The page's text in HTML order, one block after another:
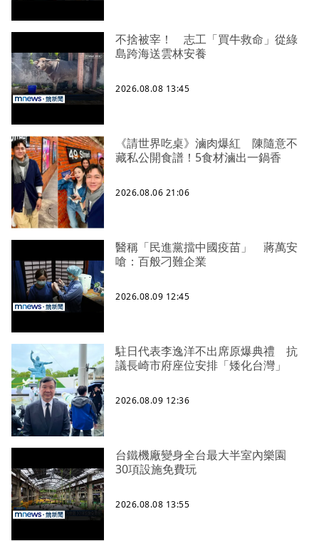
不捨被宰！ 志工「買牛救命」從綠
島跨海送雲林安養
2026.08.08 13:45
《請世界吃桌》滷肉爆紅 陳隨意不
藏私公開食譜！5食材滷出一鍋香
2026.08.06 21:06
醫稱「民進黨擋中國疫苗」 蔣萬安
嗆：百般刁難企業
2026.08.09 12:45
駐日代表李逸洋不出席原爆典禮 抗
議長崎市府座位安排「矮化台灣」
2026.08.09 12:36
台鐵機廠變身全台最大半室內樂園
30項設施免費玩
2026.08.08 13:55